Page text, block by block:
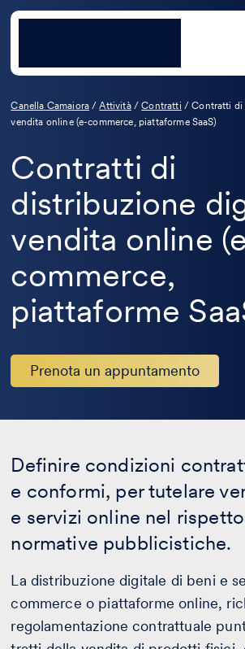
Canella Camaiora /Attività/Contratti /Contratti di
vendita online (e-commerce, piattaforme SaaS)
Contratti di
distribuzione
vendita online
commerce,
piattaforme
Prenota un appuntamento
Definire condizioni
e conformi, per tutelare
e servizi online nel
normative pubblicistiche.
La distribuzione digitale di beni e
commerce o piattaforme online,
regolamentazione contrattuale